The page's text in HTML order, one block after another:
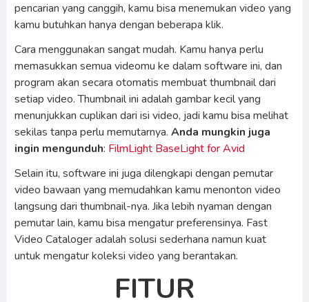
pencarian yang canggih, kamu bisa menemukan video yang
kamu butuhkan hanya dengan beberapa klik.
Cara menggunakan sangat mudah. Kamu hanya perlu
memasukkan semua videomu ke dalam software ini, dan
program akan secara otomatis membuat thumbnail dari
setiap video. Thumbnail ini adalah gambar kecil yang
menunjukkan cuplikan dari isi video, jadi kamu bisa melihat
sekilas tanpa perlu memutarnya. Anda mungkin juga
ingin mengunduh: FilmLight BaseLight for Avid
Selain itu, software ini juga dilengkapi dengan pemutar
video bawaan yang memudahkan kamu menonton video
langsung dari thumbnail-nya. Jika lebih nyaman dengan
pemutar lain, kamu bisa mengatur preferensinya. Fast
Video Cataloger adalah solusi sederhana namun kuat
untuk mengatur koleksi video yang berantakan.
FITUR